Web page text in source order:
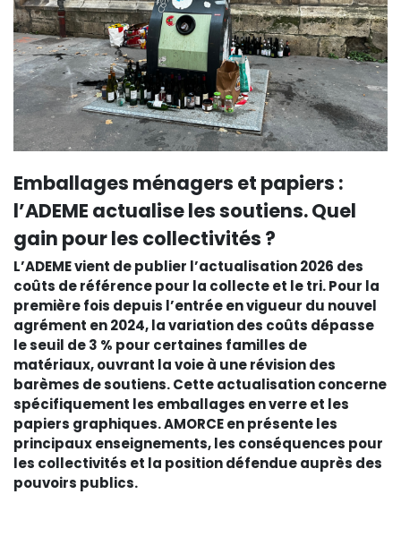
Emballages ménagers et papiers :
l’ADEME actualise les soutiens. Quel
gain pour les collectivités ?
L’ADEME vient de publier l’actualisation 2026 des
coûts de référence pour la collecte et le tri. Pour la
première fois depuis l’entrée en vigueur du nouvel
agrément en 2024, la variation des coûts dépasse
le seuil de 3 % pour certaines familles de
matériaux, ouvrant la voie à une révision des
barèmes de soutiens. Cette actualisation concerne
spécifiquement les emballages en verre et les
papiers graphiques. AMORCE en présente les
principaux enseignements, les conséquences pour
les collectivités et la position défendue auprès des
pouvoirs publics.